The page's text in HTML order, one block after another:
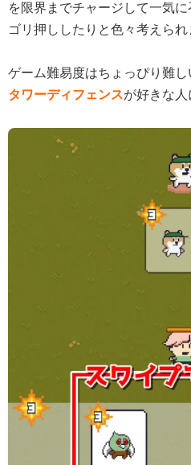
を限界までチャージして一気
ゴリ押ししたりと色々考えられ
ゲーム難易度はちょっぴり難し
タワーディフェンスが好きな人